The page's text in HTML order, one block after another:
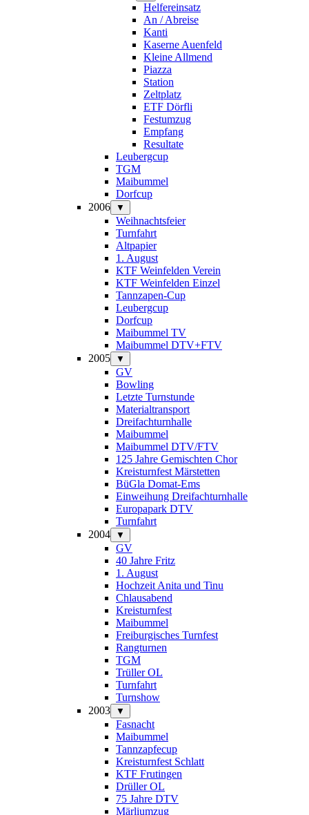
Helfereinsatz
An / Abreise
Kanti
Kaserne Auenfeld
Kleine Allmend
Piazza
Station
Zeltplatz
ETF Dörfli
Festumzug
Empfang
Resultate
Leubergcup
TGM
Maibummel
Dorfcup
2006
▼
Weihnachtsfeier
Turnfahrt
Altpapier
1. August
KTF Weinfelden Verein
KTF Weinfelden Einzel
Tannzapen-Cup
Leubergcup
Dorfcup
Maibummel TV
Maibummel DTV+FTV
2005
▼
GV
Bowling
Letzte Turnstunde
Materialtransport
Dreifachturnhalle
Maibummel
Maibummel DTV/FTV
125 Jahre Gemischten Chor
Kreisturnfest Märstetten
BüGla Domat-Ems
Einweihung Dreifachturnhalle
Europapark DTV
Turnfahrt
2004
▼
GV
40 Jahre Fritz
1. August
Hochzeit Anita und Tinu
Chlausabend
Kreisturnfest
Maibummel
Freiburgisches Turnfest
Rangturnen
TGM
Trüller OL
Turnfahrt
Turnshow
2003
▼
Fasnacht
Maibummel
Tannzapfecup
Kreisturnfest Schlatt
KTF Frutingen
Drüller OL
75 Jahre DTV
Märliumzug